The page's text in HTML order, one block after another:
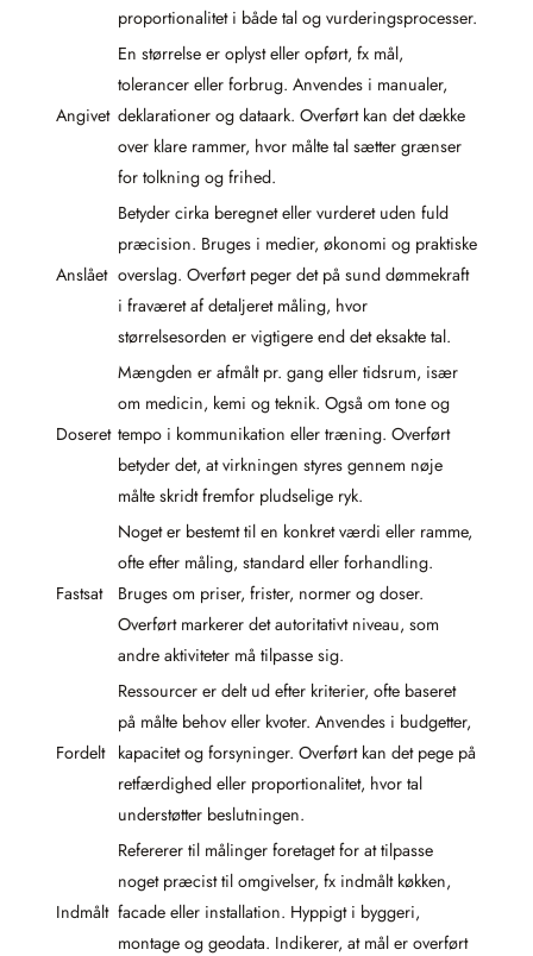
proportionalitet i både tal og vurderingsprocesser.
Angivet
En størrelse er oplyst eller opført, fx mål,
tolerancer eller forbrug. Anvendes i manualer,
deklarationer og dataark. Overført kan det dække
over klare rammer, hvor målte tal sætter grænser
for tolkning og frihed.
Anslået
Betyder cirka beregnet eller vurderet uden fuld
præcision. Bruges i medier, økonomi og praktiske
overslag. Overført peger det på sund dømmekraft
i fraværet af detaljeret måling, hvor
størrelsesorden er vigtigere end det eksakte tal.
Doseret
Mængden er afmålt pr. gang eller tidsrum, især
om medicin, kemi og teknik. Også om tone og
tempo i kommunikation eller træning. Overført
betyder det, at virkningen styres gennem nøje
målte skridt fremfor pludselige ryk.
Fastsat
Noget er bestemt til en konkret værdi eller ramme,
ofte efter måling, standard eller forhandling.
Bruges om priser, frister, normer og doser.
Overført markerer det autoritativt niveau, som
andre aktiviteter må tilpasse sig.
Fordelt
Ressourcer er delt ud efter kriterier, ofte baseret
på målte behov eller kvoter. Anvendes i budgetter,
kapacitet og forsyninger. Overført kan det pege på
retfærdighed eller proportionalitet, hvor tal
understøtter beslutningen.
Indmålt
Refererer til målinger foretaget for at tilpasse
noget præcist til omgivelser, fx indmålt køkken,
facade eller installation. Hyppigt i byggeri,
montage og geodata. Indikerer, at mål er overført